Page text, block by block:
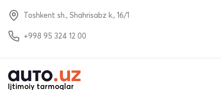
Toshkent sh., Shahrisabz k., 16/1
+998 95 324 12 00
Ijtimoiy tarmoqlar